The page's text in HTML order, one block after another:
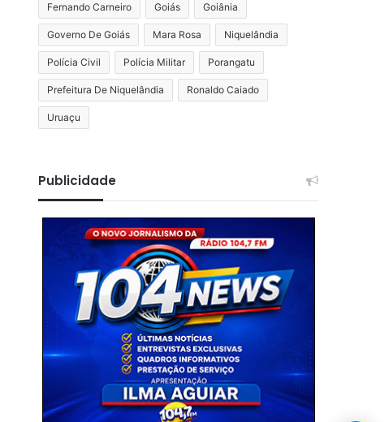
Fernando Carneiro Goiás Goiânia
Governo De Goiás Mara Rosa Niquelândia
Polícia Civil Polícia Militar Porangatu
Prefeitura De Niquelândia Ronaldo Caiado
Uruaçu
Publicidade